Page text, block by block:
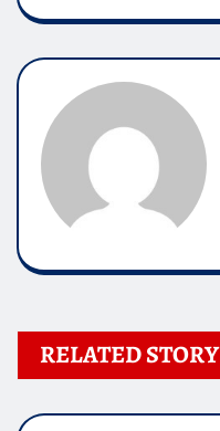
RELATED STORY